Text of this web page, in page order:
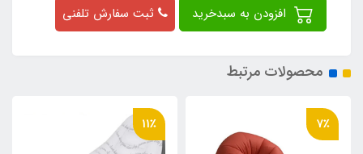
ثبت سفارش تلفنی
محصولات مرتبط
7٪ 11٪